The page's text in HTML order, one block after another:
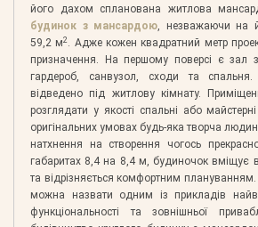
його дахом спланована житлова
будинок з мансардою, незважаючи на
59,2 м2 . Адже кожен квадратний метр
призначення. На першому поверсі є зал
гардероб, санвузол, сходи та
відведено під житлову кімнату.
розглядати у якості спальні або
оригінальних умовах будь-яка творча
натхнення на створення чогось
габаритах 8,4 на 8,4 м, будиночок вміщує
та відрізняється комфортним плануванням.
можна назвати одним із прикладів
функціональності та зовнішньої